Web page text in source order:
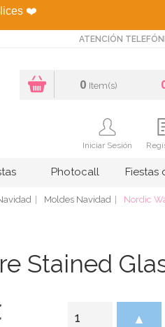
❤️
ATENCIÓN
0 Item(s)
Iniciar Sesión
Photocall Fiestas
Moldes Navidad Nordic
Stained
▲